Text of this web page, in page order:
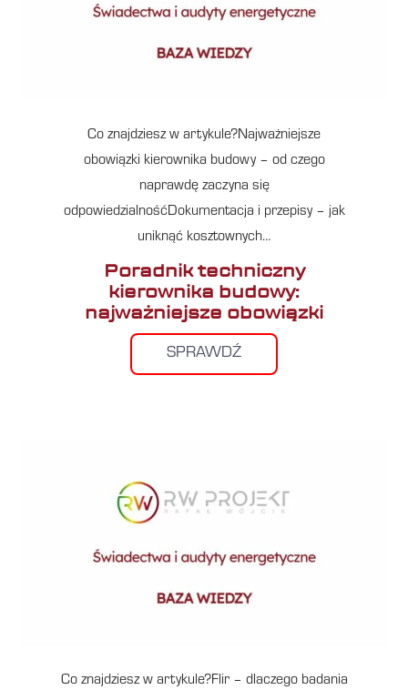
Co znajdziesz w artykule?Najważniejsze
obowiązki kierownika budowy – od czego
naprawdę zaczyna się
odpowiedzialnośćDokumentacja i przepisy – jak
uniknąć kosztownych…
Poradnik techniczny
kierownika budowy:
najważniejsze obowiązki
SPRAWDŹ
Co znajdziesz w artykule?Flir – dlaczego badania